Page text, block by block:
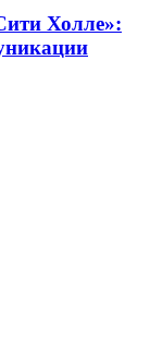
Холле»: